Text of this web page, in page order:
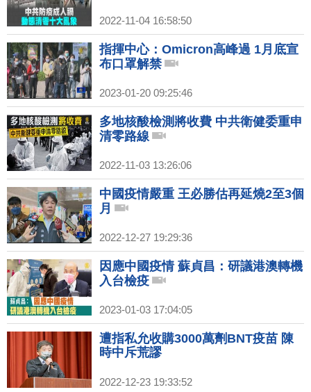
2022-11-04 16:58:50
指揮中心：Omicron高峰過 1月底宣
布口罩解禁
2023-01-20 09:25:46
多地核酸檢測將收費 中共衛健委重申
清零路線
2022-11-03 13:26:06
中國疫情嚴重 王必勝估再延燒2至3個
月
2022-12-27 19:29:36
因應中國疫情 蘇貞昌：研議港澳轉機
入台檢疫
2023-01-03 17:04:05
遭指私允收購3000萬劑BNT疫苗 陳
時中斥荒謬
2022-12-23 19:33:52